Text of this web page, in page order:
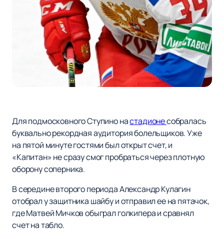
Для подмосковного Ступино настадионесобралась
буквально рекордная аудитория болельщиков. Уже
на пятой минуте гостями был открыт счет, и
«Капитан» не сразу смог пробраться через плотную
оборону соперника.
В середине второго периода Александр Кулагин
отобрал у защитника шайбу и отправил ее на пятачок,
где Матвей Мичков обыграл голкипера и сравнял
счет на табло.